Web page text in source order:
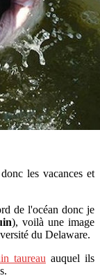
les vacances et
de l'océan donc je
), voilà une image
du Delaware.
taureau auquel ils